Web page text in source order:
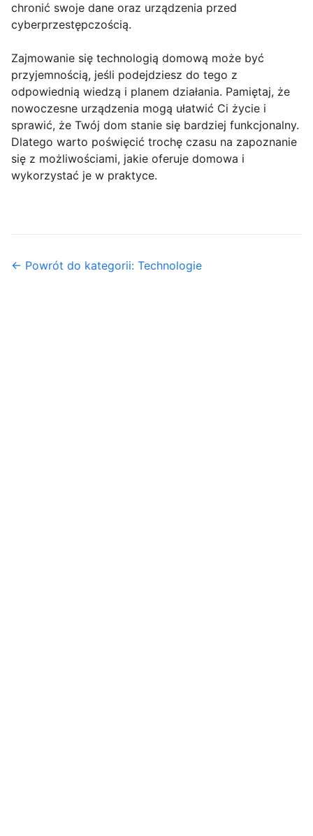
chronić swoje dane oraz urządzenia przed
cyberprzestępczością.
Zajmowanie się technologią domową może być
przyjemnością, jeśli podejdziesz do tego z
odpowiednią wiedzą i planem działania. Pamiętaj, że
nowoczesne urządzenia mogą ułatwić Ci życie i
sprawić, że Twój dom stanie się bardziej funkcjonalny.
Dlatego warto poświęcić trochę czasu na zapoznanie
się z możliwościami, jakie oferuje domowa i
wykorzystać je w praktyce.
← Powrót do kategorii: Technologie